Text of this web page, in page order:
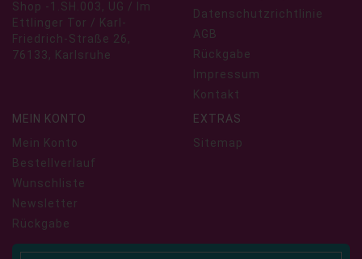
Shop -1.SH.003, UG / Im
Ettlinger Tor / Karl-
Friedrich-Straße 26,
76133, Karlsruhe
Datenschutzrichtlinie
AGB
Rückgabe
Impressum
Kontakt
MEIN KONTO
Mein Konto
Bestellverlauf
Wunschliste
Newsletter
Rückgabe
EXTRAS
Sitemap